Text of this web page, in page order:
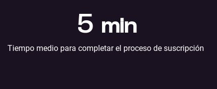
5 min
Tiempo medio para completar el proceso de suscripción